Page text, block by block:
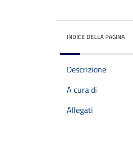
INDICE DELLA PAGINA
Descrizione
A cura di
Allegati